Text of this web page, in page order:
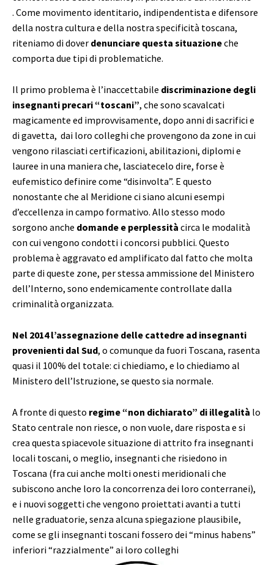
. Come movimento identitario, indipendentista e difensore
della nostra cultura e della nostra specificità toscana,
riteniamo di dover denunciare questa situazioneche
comporta due tipi di problematiche.
Il primo problema è l’inaccettabile discriminazione degli
insegnanti precari “toscani”, che sono scavalcati
magicamente ed improvvisamente, dopo anni di sacrifici e
di gavetta, dai loro colleghi che provengono da zone in cui
vengono rilasciati certificazioni, abilitazioni, diplomi e
lauree in una maniera che, lasciatecelo dire, forse è
eufemistico definire come “disinvolta”. E questo
nonostante che al Meridione ci siano alcuni esempi
d’eccellenza in campo formativo. Allo stesso modo
sorgono anche domande e perplessità circa le modalità
con cui vengono condotti i concorsi pubblici. Questo
problema è aggravato ed amplificato dal fatto che molta
parte di queste zone, per stessa ammissione del Ministero
dell’Interno, sono endemicamente controllate dalla
criminalità organizzata.
Nel 2014 l’assegnazione delle cattedre ad insegnanti
provenienti dal Sud, o comunque da fuori Toscana, rasenta
quasi il 100% del totale: ci chiediamo, e lo chiediamo al
Ministero dell’Istruzione, se questo sia normale.
A fronte di questo regime “non dichiarato” di illegalità lo
Stato centrale non riesce, o non vuole, dare risposta e si
crea questa spiacevole situazione di attrito fra insegnanti
locali toscani, o meglio, insegnanti che risiedono in
Toscana (fra cui anche molti onesti meridionali che
subiscono anche loro la concorrenza dei loro conterranei),
e i nuovi soggetti che vengono proiettati avanti a tutti
nelle graduatorie, senza alcuna spiegazione plausibile,
come se gli insegnanti toscani fossero dei “minus habens”
inferiori “razzialmente” ai loro colleghi